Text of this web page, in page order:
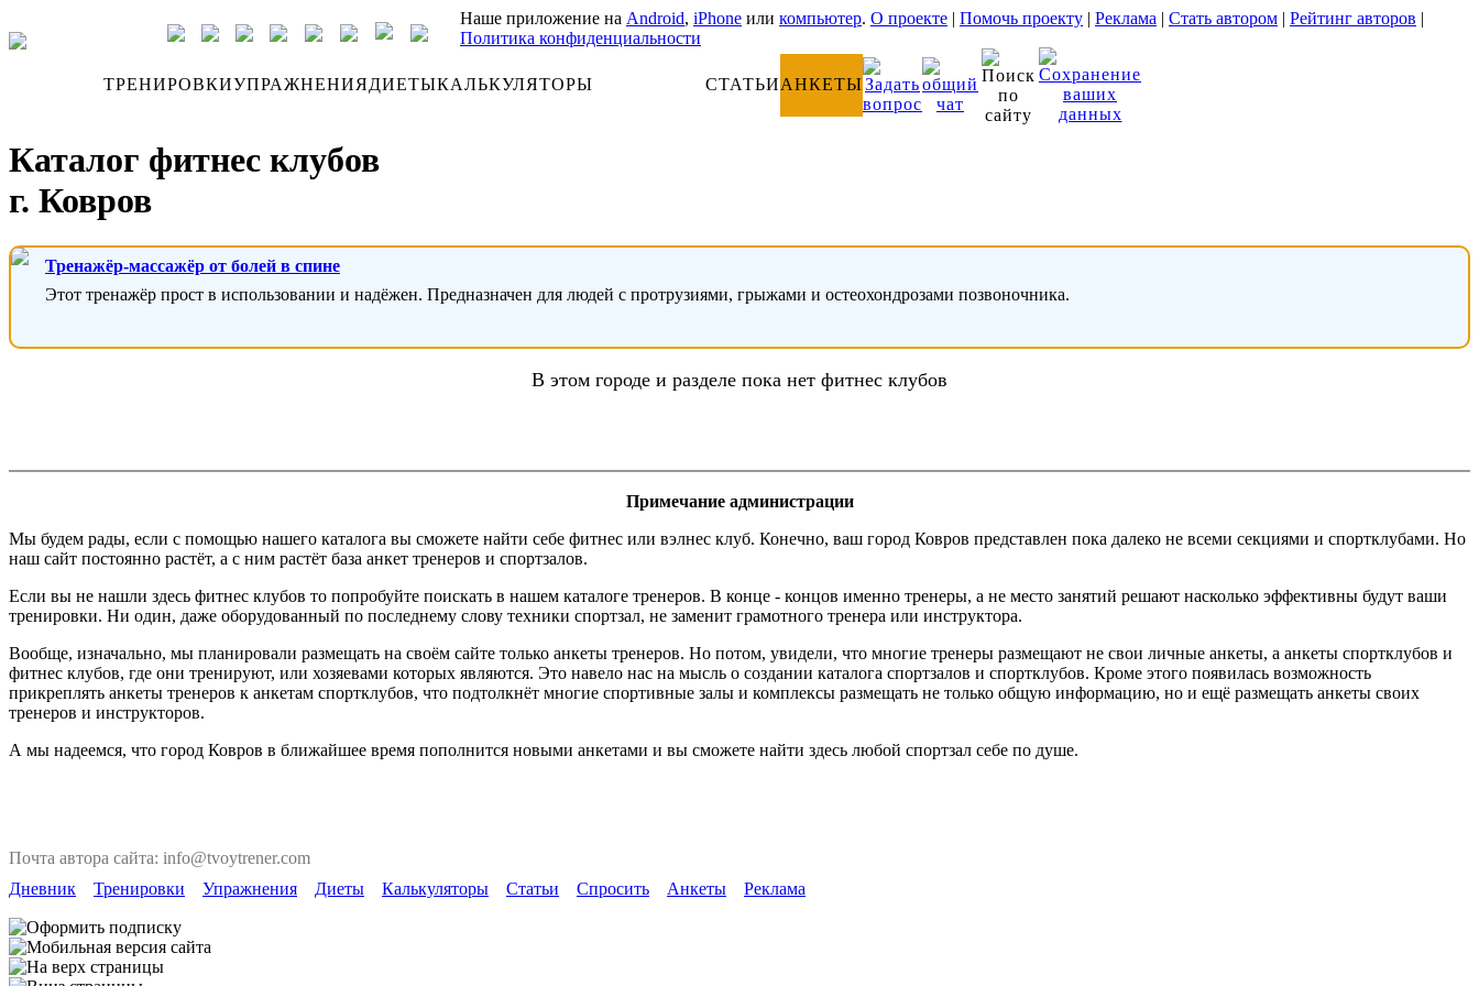
Наше приложение на Android, iPhone или компьютер. О проекте | Помочь проекту | Реклама | Стать автором | Рейтинг авторов |
Политика конфиденциальности
ТРЕНИРОВКИУПРАЖНЕНИЯДИЕТЫКАЛЬКУЛЯТОРЫ СТАТЬИАНКЕТЫ
Каталог фитнес клубов
г. Ковров
Тренажёр-массажёр от болей в спине
Этот тренажёр прост в использовании и надёжен. Предназначен для людей с протрузиями, грыжами и остеохондрозами позвоночника.
В этом городе и разделе пока нет фитнес клубов
Примечание администрации
Мы будем рады, если с помощью нашего каталога вы сможете найти себе фитнес или вэлнес клуб. Конечно, ваш город Ковров представлен пока далеко не всеми секциями и спортклубами. Но
наш сайт постоянно растёт, а с ним растёт база анкет тренеров и спортзалов.
Если вы не нашли здесь фитнес клубов то попробуйте поискать в нашем каталоге тренеров. В конце - концов именно тренеры, а не место занятий решают насколько эффективны будут ваши
тренировки. Ни один, даже оборудованный по последнему слову техники спортзал, не заменит грамотного тренера или инструктора.
Вообще, изначально, мы планировали размещать на своём сайте только анкеты тренеров. Но потом, увидели, что многие тренеры размещают не свои личные анкеты, а анкеты спортклубов и
фитнес клубов, где они тренируют, или хозяевами которых являются. Это навело нас на мысль о создании каталога спортзалов и спортклубов. Кроме этого появилась возможность
прикреплять анкеты тренеров к анкетам спортклубов, что подтолкнёт многие спортивные залы и комплексы размещать не только общую информацию, но и ещё размещать анкеты своих
тренеров и инструкторов.
А мы надеемся, что город Ковров в ближайшее время пополнится новыми анкетами и вы сможете найти здесь любой спортзал себе по душе.
Почта автора сайта: info@tvoytrener.com
Дневник
Тренировки Упражнения Диеты Калькуляторы Статьи Спросить Анкеты Реклама